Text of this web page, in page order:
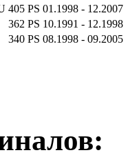
405 PS 01.1998 - 12.2007
362 PS 10.1991 - 12.1998
340 PS 08.1998 - 09.2005